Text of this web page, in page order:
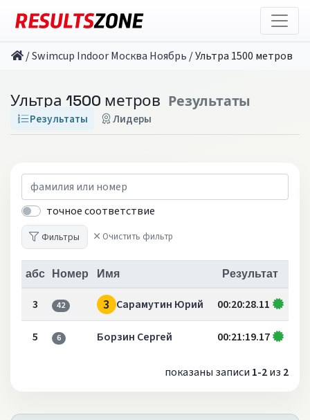
/Swimcup Indoor Москва Ноябрь /Ультра 1500 метров
Ультра 1500 метров Результаты
Результаты Лидеры
точное соответствие
Фильтры Очистить фильтр
абс Номер Имя Результат
3 42 3 Сарамутин Юрий 00:20:28.11
5 6 Борзин Сергей 00:21:19.17
показаны записи 1-2из 2